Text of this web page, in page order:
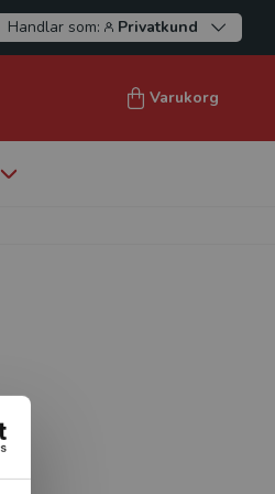
Handlar som: Privatkund
Varukorg